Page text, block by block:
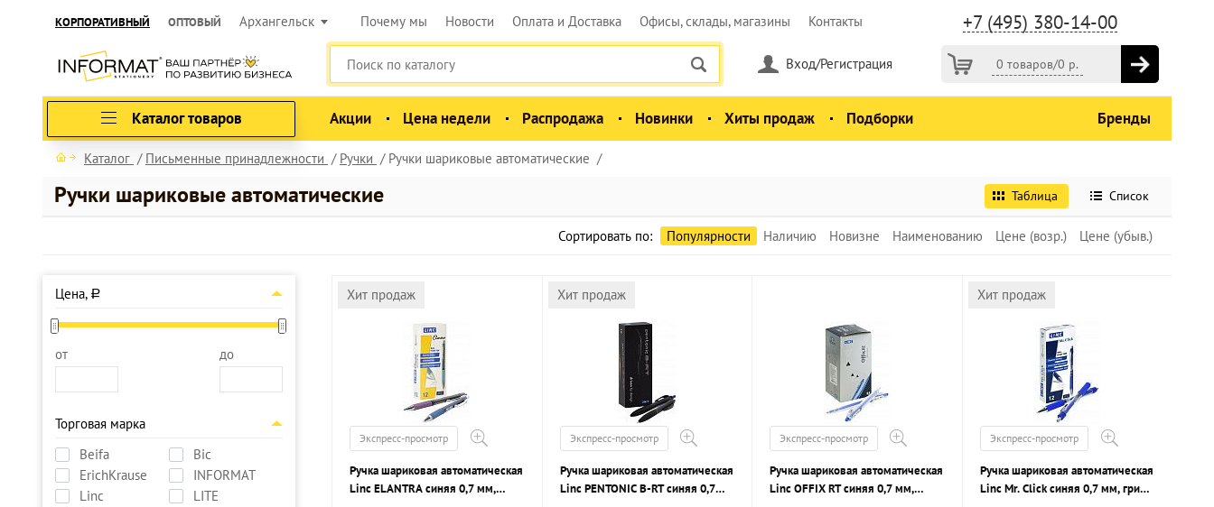
КОРПОРАТИВНЫЙ ОПТОВЫЙ Архангельск +7 (495) 380-14-00
Почему мы Новости Оплата и Доставка Офисы, склады, магазины Контакты
0 товаров/0 р.
Вход/Регистрация
Каталог товаров Акции Цена недели Распродажа Новинки Хиты продаж Подборки Бренды
Каталог Письменные принадлежности Ручки Ручки шариковые автоматические
Ручки шариковые автоматические Таблица Список
Сортировать по: Популярности Наличию Новизне Наименованию Цене (возр.) Цене (убыв.)
Цена, a
от до
Торговая марка
Beifa
Bic
ErichKrause
INFORMAT
Linc
LITE
Хит продаж
Экспресс-просмотр
Ручка шариковая автоматическая
Linc ELANTRA синяя 0,7 мм,
Хит продаж
Экспресс-просмотр
Ручка шариковая автоматическая
Linc PENTONIC B-RT синяя 0,7
Экспресс-просмотр
Ручка шариковая автоматическая
Linc OFFIX RT синяя 0,7 мм,
Хит продаж
Экспресс-просмотр
Ручка шариковая автоматическая
Linc Mr. Click синяя 0,7 мм, грип,